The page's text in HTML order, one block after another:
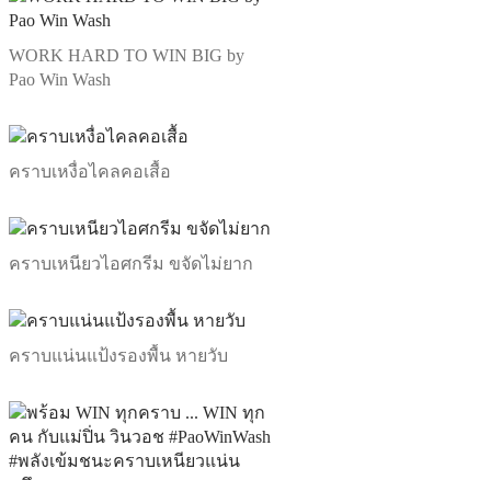
WORK HARD TO WIN BIG by
Pao Win Wash
คราบเหงื่อไคลคอเสื้อ
คราบเหนียวไอศกรีม ขจัดไม่ยาก
คราบแน่นแป้งรองพื้น หายวับ